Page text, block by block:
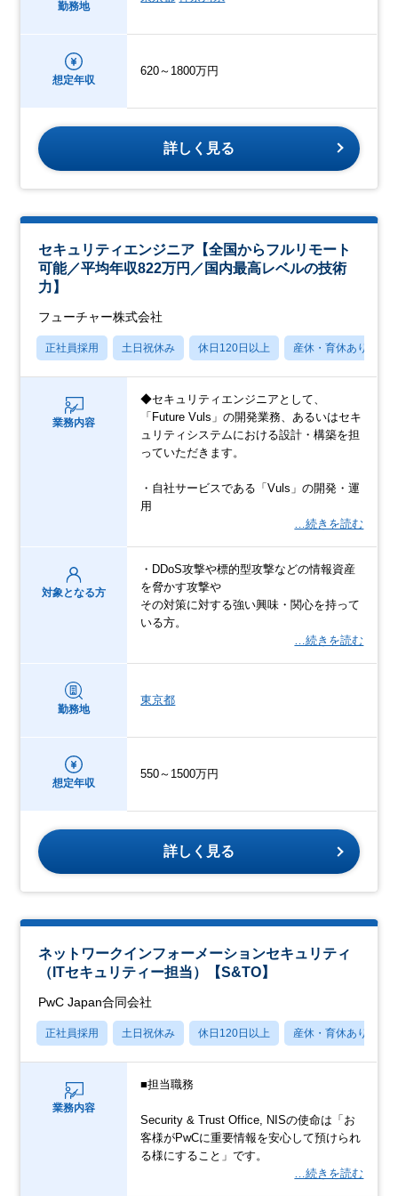
勤務地
想定年収
620～1800万円
詳しく見る
セキュリティエンジニア【全国からフルリモート
可能／平均年収822万円／国内最高レベルの技術
力】
フューチャー株式会社
正社員採用 土日祝休み 休日120日以上 産休・育休あり
業務内容
◆セキュリティエンジニアとして、
「Future Vuls」の開発業務、あるいはセキ
ュリティシステムにおける設計・構築を担
っていただきます。
・自社サービスである「Vuls」の開発・運
用
…続きを読む
対象となる方
・DDoS攻撃や標的型攻撃などの情報資産
を脅かす攻撃や
その対策に対する強い興味・関心を持って
いる方。
…続きを読む
勤務地
東京都
想定年収
550～1500万円
詳しく見る
ネットワークインフォーメーションセキュリティ
（ITセキュリティー担当）【S&TO】
PwC Japan合同会社
正社員採用 土日祝休み 休日120日以上 産休・育休あり
業務内容
■担当職務
Security & Trust Office, NISの使命は「お
客様がPwCに重要情報を安心して預けられ
る様にすること」です。
…続きを読む